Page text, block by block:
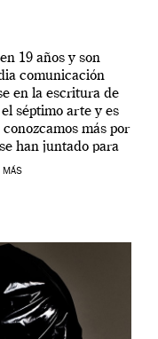
19 años y son
comunicación
en la escritura de
séptimo arte y es
más por
han juntado para
MÁS